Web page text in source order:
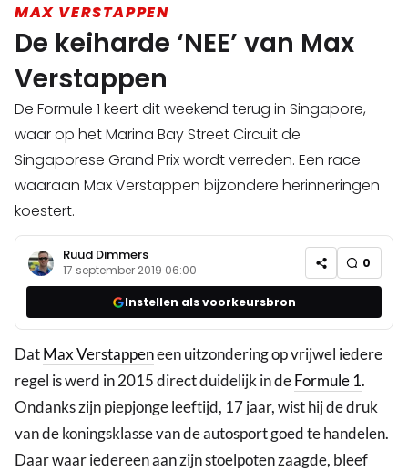
MAX VERSTAPPEN
De keiharde ‘NEE’ van Max
Verstappen
De Formule 1 keert dit weekend terug in Singapore,
waar op het Marina Bay Street Circuit de
Singaporese Grand Prix wordt verreden. Een race
waaraan Max Verstappen bijzondere herinneringen
koestert.
Ruud Dimmers
17 september 2019 06:00 0
Instellen als voorkeursbron
DatMax Verstappeneen uitzondering op vrijwel iedere
regel is werd in 2015 direct duidelijk in deFormule 1.
Ondanks zijn piepjonge leeftijd, 17 jaar, wist hij de druk
van de koningsklasse van de autosport goed te handelen.
Daar waar iedereen aan zijn stoelpoten zaagde, bleef